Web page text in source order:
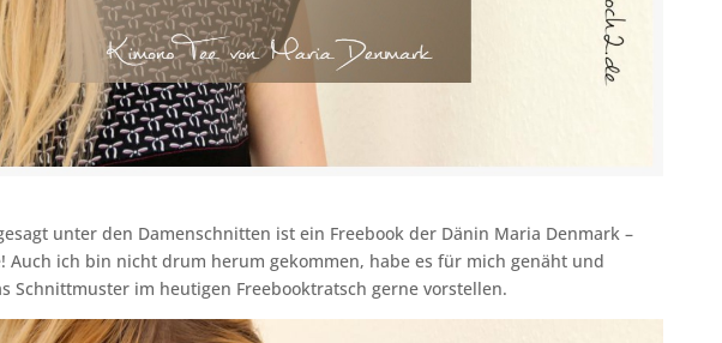
unter den Damenschnitten ist ein Freebook der Dänin Maria Denmark –
Auch ich bin nicht drum herum gekommen, habe es für mich genäht und
Schnittmuster im heutigen Freebooktratsch gerne vorstellen.